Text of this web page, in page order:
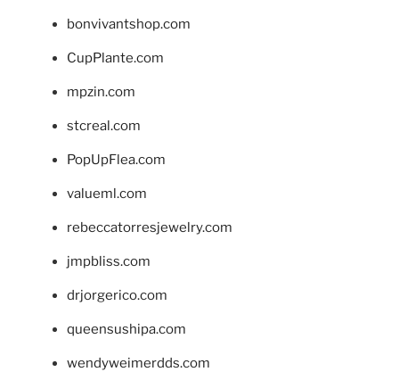
bonvivantshop.com
CupPlante.com
mpzin.com
stcreal.com
PopUpFlea.com
valueml.com
rebeccatorresjewelry.com
jmpbliss.com
drjorgerico.com
queensushipa.com
wendyweimerdds.com